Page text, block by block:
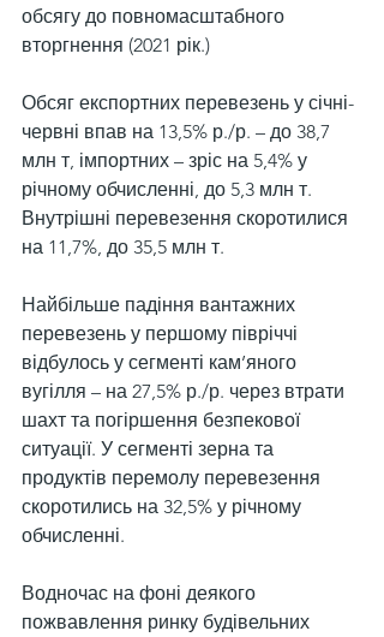
обсягу до повномасштабного
вторгнення (2021 рік.)
Обсяг експортних перевезень у січні-
червні впав на 13,5% р./р. – до 38,7
млн т, імпортних – зріс на 5,4% у
річному обчисленні, до 5,3 млн т.
Внутрішні перевезення скоротилися
на 11,7%, до 35,5 млн т.
Найбільше падіння вантажних
перевезень у першому півріччі
відбулось у сегменті кам’яного
вугілля – на 27,5% р./р. через втрати
шахт та погіршення безпекової
ситуації. У сегменті зерна та
продуктів перемолу перевезення
скоротились на 32,5% у річному
обчисленні.
Водночас на фоні деякого
пожвавлення ринку будівельних